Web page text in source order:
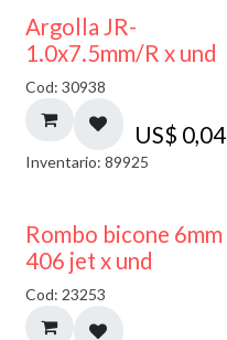
Argolla JR-
1.0x7.5mm/R x und
Cod: 30938
US$ 0,04
Inventario: 89925
50% DESCUENTO
Rombo bicone 6mm
406 jet x und
Cod: 23253